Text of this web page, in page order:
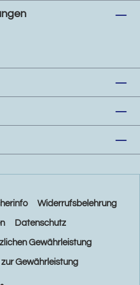
Widerrufsbelehrung
Datenschutz
Gewährleistung
Gewährleistung